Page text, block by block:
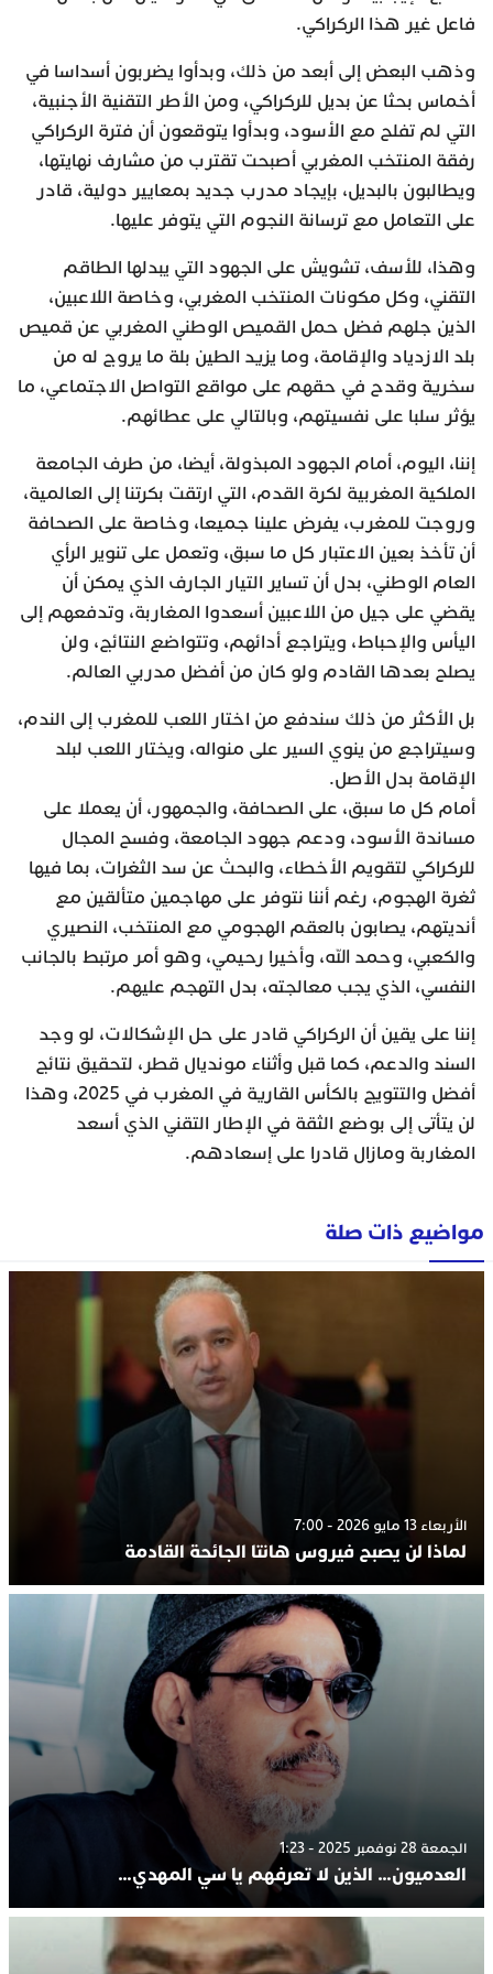
فاعل غير هذا الركراكي.
وذهب البعض إلى أبعد من ذلك، وبدأوا يضربون أسداسا في
أخماس بحثا عن بديل للركراكي، ومن الأطر التقنية الأجنبية،
التي لم تفلح مع الأسود، وبدأوا يتوقعون أن فترة الركراكي
رفقة المنتخب المغربي أصبحت تقترب من مشارف نهايتها،
ويطالبون بالبديل، بإيجاد مدرب جديد بمعايير دولية، قادر
على التعامل مع ترسانة النجوم التي يتوفر عليها.
وهذا، للأسف، تشويش على الجهود التي يبدلها الطاقم
التقني، وكل مكونات المنتخب المغربي، وخاصة اللاعبين،
الذين جلهم فضل حمل القميص الوطني المغربي عن قميص
بلد الازدياد والإقامة، وما يزيد الطين بلة ما يروج له من
سخرية وقدح في حقهم على مواقع التواصل الاجتماعي، ما
يؤثر سلبا على نفسيتهم، وبالتالي على عطائهم.
إننا، اليوم، أمام الجهود المبذولة، أيضا، من طرف الجامعة
الملكية المغربية لكرة القدم، التي ارتقت بكرتنا إلى العالمية،
وروجت للمغرب، يفرض علينا جميعا، وخاصة على الصحافة
أن تأخذ بعين الاعتبار كل ما سبق، وتعمل على تنوير الرأي
العام الوطني، بدل أن تساير التيار الجارف الذي يمكن أن
يقضي على جيل من اللاعبين أسعدوا المغاربة، وتدفعهم إلى
اليأس والإحباط، ويتراجع أدائهم، وتتواضع النتائج، ولن
يصلح بعدها القادم ولو كان من أفضل مدربي العالم.
بل الأكثر من ذلك سندفع من اختار اللعب للمغرب إلى الندم،
وسيتراجع من ينوي السير على منواله، ويختار اللعب لبلد
الإقامة بدل الأصل.
أمام كل ما سبق، على الصحافة، والجمهور، أن يعملا على
مساندة الأسود، ودعم جهود الجامعة، وفسح المجال
للركراكي لتقويم الأخطاء، والبحث عن سد الثغرات، بما فيها
ثغرة الهجوم، رغم أننا نتوفر على مهاجمين متألقين مع
أنديتهم، يصابون بالعقم الهجومي مع المنتخب، النصيري
والكعبي، وحمد الله، وأخيرا رحيمي، وهو أمر مرتبط بالجانب
النفسي، الذي يجب معالجته، بدل التهجم عليهم.
إننا على يقين أن الركراكي قادر على حل الإشكالات، لو وجد
السند والدعم، كما قبل وأثناء مونديال قطر، لتحقيق نتائج
أفضل والتتويج بالكأس القارية في المغرب في 2025، وهذا
لن يتأتى إلى بوضع الثقة في الإطار التقني الذي أسعد
المغاربة ومازال قادرا على إسعادهم.
مواضيع ذات صلة
الأربعاء 13 مايو 2026 - 7:00
لماذا لن يصبح فيروس هانتا الجائحة القادمة
الجمعة 28 نوفمبر 2025 - 1:23
العدميون… الذين لا تعرفهم يا سي المهدي…